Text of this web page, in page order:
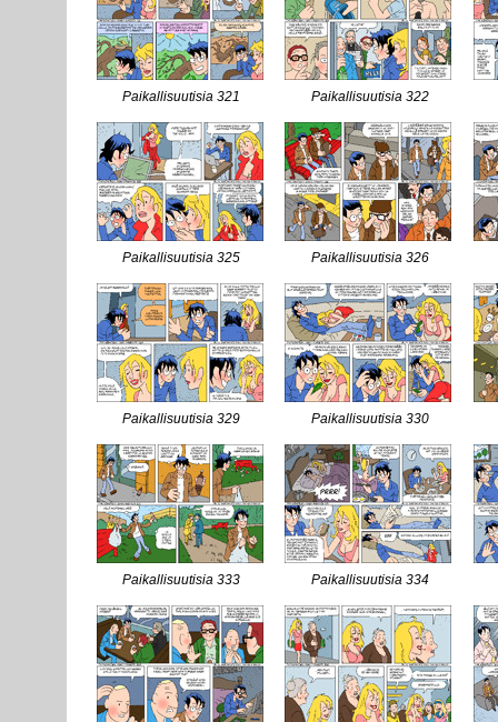
Paikallisuutisia 321 Paikallisuutisia 322
Paikallisuutisia 325 Paikallisuutisia 326
Paikallisuutisia 329 Paikallisuutisia 330
Paikallisuutisia 333 Paikallisuutisia 334